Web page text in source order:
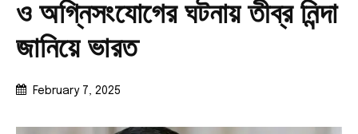
ও অগ্নিসংযোগের ঘটনায় তীব্র নিন্দা
জানিয়ে ভারত
February 7, 2025